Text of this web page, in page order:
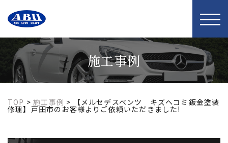
t
o
g
l
e
n
a
i
g
i
施工事例
TOP >施工事例 > 【メルセデスベンツ キズヘコミ鈑金塗装
修理】戸田市のお客様よりご依頼いただきました!